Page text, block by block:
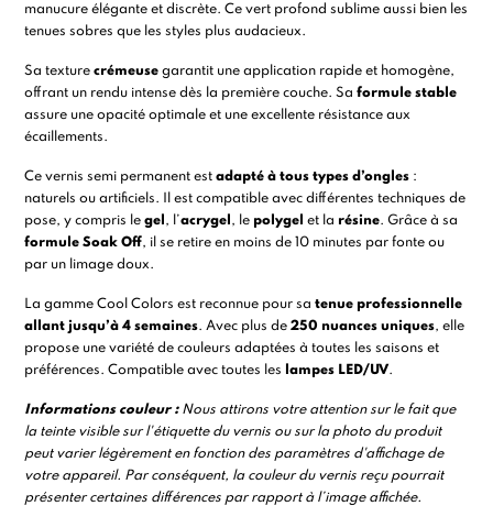
manucure élégante et discrète. Ce vert profond sublime aussi bien les
tenues sobres que les styles plus audacieux.
Sa texturecrémeuse garantit une application rapide et homogène,
offrant un rendu intense dès la première couche. Saformule stable
assure une opacité optimale et une excellente résistance aux
écaillements.
Ce vernis semi permanent estadapté à tous types d’ongles :
naturels ou artificiels. Il est compatible avec différentes techniques de
pose, y compris legel , l’acrygel , le polygel et la résine. Grâce à sa
formule Soak Off, il se retire en moins de 10 minutes parfonte ou
par un limage doux.
La gammeCool Colors est reconnue pour satenue professionnelle
allant jusqu’à 4 semaines. Avec plus de250 nuances uniques, elle
propose une variété de couleurs adaptées à toutes les saisons et
préférences. Compatible avec toutes les
lampes LED/UV.
Informations couleur : Nous attirons votre attention sur le fait que
la teinte visible sur l'étiquette du vernis ou sur la photo du produit
peut varier légèrement en fonction des paramètres d'affichage de
votre appareil. Par conséquent, la couleur du vernis reçu pourrait
présenter certaines différences par rapport à l’image affichée.